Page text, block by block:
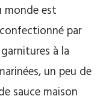
monde est
par
à la
un peu de
sauce maison